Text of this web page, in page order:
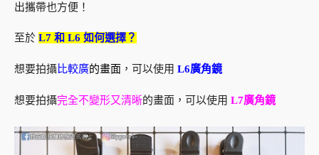
出攜帶也方便！
至於 L7 和 L6 如何選擇？
想要拍攝比較廣的畫面 ，可以使用 L6廣角鏡
想要拍攝完全不變形又清晰的畫面，可以使用 L7廣角鏡